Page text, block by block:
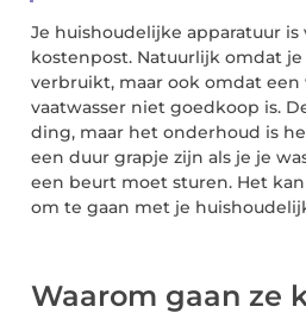
Je huishoudelijke apparatuur is
kostenpost. Natuurlijk omdat
verbruikt, maar ook omdat een
vaatwasser niet goedkoop is.
ding, maar het onderhoud is
een duur grapje zijn als je je
een beurt moet sturen. Het
om te gaan met je
Waarom gaan ze